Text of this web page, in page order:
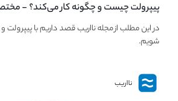
پیپر‌ولت چیست و چگونه کار می‌کند؟ -
PaperWallet
در این مطلب از مجله نااریب قصد داریم با پیپر‌ولت
شویم.
نااریب